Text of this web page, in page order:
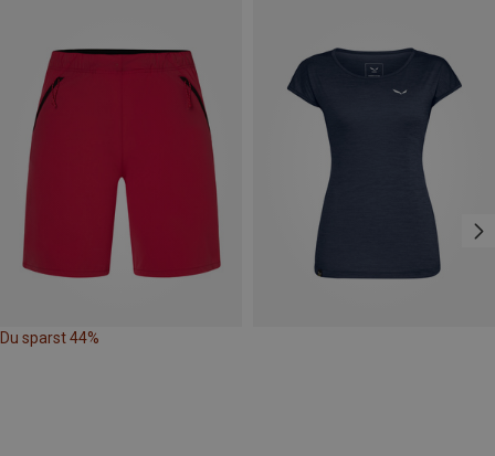
Du sparst 44%